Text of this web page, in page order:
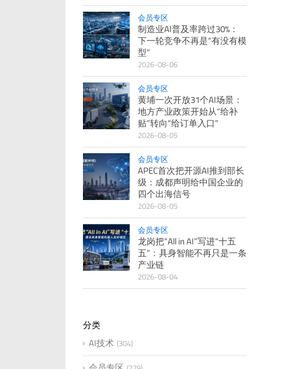
会员专区
制造业AI普及率跨过30%：
下一轮竞争不再是“有没有模
型”
2026-08-06
会员专区
黄埔一次开放31个AI场景：
地方产业政策开始从“给补
贴”转向“给订单入口”
2026-08-05
会员专区
APEC首次把开源AI推到部长
级：成都声明给中国企业的
四个出海信号
2026-08-05
会员专区
龙岗把“All in AI”写进“十五
五”：具身智能不再只是一条
产业链
2026-08-04
分类
AI技术 304